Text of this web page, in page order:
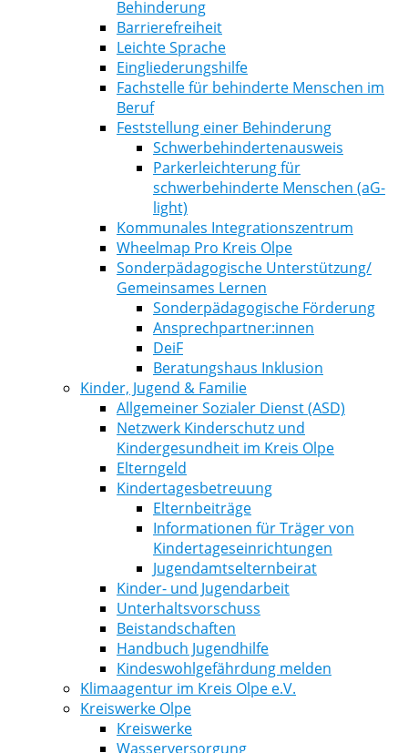
Behinderung
Barrierefreiheit
Leichte Sprache
Eingliederungshilfe
Fachstelle für behinderte Menschen im
Beruf
Feststellung einer Behinderung
Schwerbehindertenausweis
Parkerleichterung für
schwerbehinderte Menschen (aG-
light)
Kommunales Integrationszentrum
Wheelmap Pro Kreis Olpe
Sonderpädagogische Unterstützung/
Gemeinsames Lernen
Sonderpädagogische Förderung
Ansprechpartner:innen
DeiF
Beratungshaus Inklusion
Kinder, Jugend & Familie
Allgemeiner Sozialer Dienst (ASD)
Netzwerk Kinderschutz und
Kindergesundheit im Kreis Olpe
Elterngeld
Kindertagesbetreuung
Elternbeiträge
Informationen für Träger von
Kindertageseinrichtungen
Jugendamtselternbeirat
Kinder- und Jugendarbeit
Unterhaltsvorschuss
Beistandschaften
Handbuch Jugendhilfe
Kindeswohlgefährdung melden
Klimaagentur im Kreis Olpe e.V.
Kreiswerke Olpe
Kreiswerke
Wasserversorgung